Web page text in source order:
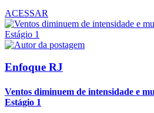
ACESSAR
Enfoque RJ
Ventos diminuem de intensidade e
Estágio 1